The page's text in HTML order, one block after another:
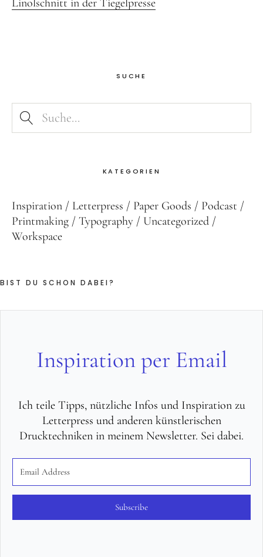
Linolschnitt in der Tiegelpresse
SUCHE
KATEGORIEN
Inspiration Letterpress Paper Goods
Podcast
Printmaking
Typography
Uncategorized
Workspace
BIST DU SCHON DABEI?
Inspiration per Email
Ich teile Tipps, nützliche Infos und Inspiration zu
Letterpress und anderen künstlerischen
Drucktechniken in meinem Newsletter. Sei dabei.
Subscribe